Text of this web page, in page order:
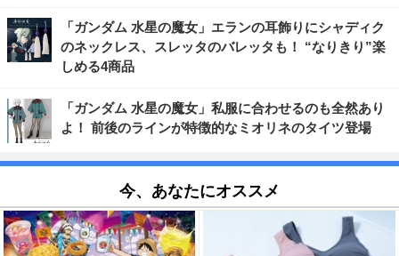
「ガンダム 水星の魔女」エランの耳飾りにシャディク
のネックレス、スレッタのバレッタも！ “なりきり”楽
しめる4商品
「ガンダム 水星の魔女」私服に合わせるのも全然あり
よ！ 前後のラインが特徴的なミオリネのタイツ登場
今、あなたにオススメ